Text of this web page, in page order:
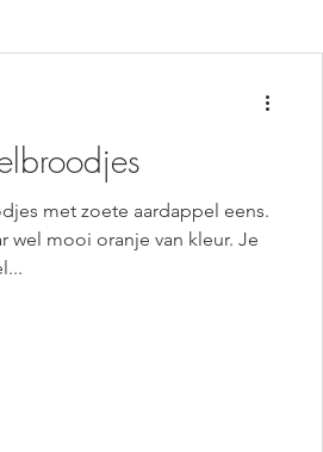
met zoete aardappel eens.
wel mooi oranje van kleur. Je